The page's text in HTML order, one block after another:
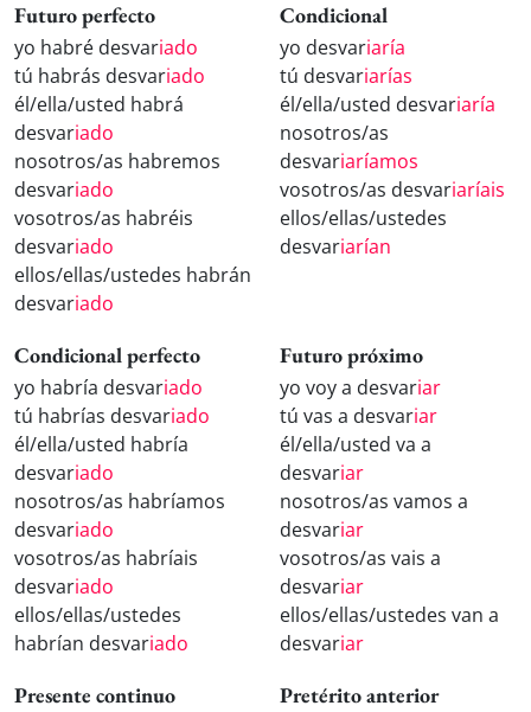
Futuro perfecto
yo habré desvariado
tú habrás desvariado
él/ella/usted habrá
desvariado
nosotros/as habremos
desvariado
vosotros/as habréis
desvariado
ellos/ellas/ustedes habrán
desvariado
Condicional
yo desvariaría
tú desvariarías
él/ella/usted desvariaría
nosotros/as
desvariaríamos
vosotros/as desvariaríais
ellos/ellas/ustedes
desvariarían
Condicional perfecto
yo habría desvariado
tú habrías desvariado
él/ella/usted habría
desvariado
nosotros/as habríamos
desvariado
vosotros/as habríais
desvariado
ellos/ellas/ustedes
habrían desvariado
Futuro próximo
yo voy a desvariar
tú vas a desvariar
él/ella/usted va a
desvariar
nosotros/as vamos a
desvariar
vosotros/as vais a
desvariar
ellos/ellas/ustedes van a
desvariar
Presente continuo Pretérito anterior